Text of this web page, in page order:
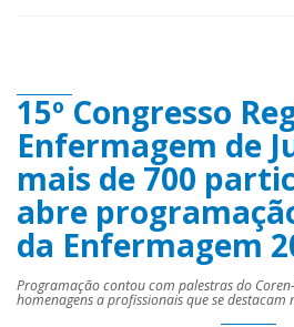
15º Congresso
Enfermagem de
mais de 700
abre
da Enfermagem
Programação contou com palestras do
homenagens a profissionais que se